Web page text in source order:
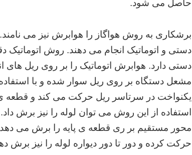
حاصل می شود.
برشکاری به روش هواگاز را هوابرش نیز می
دستی و اتوماتیک انجام می دهند. روش
دستی دارد. هوابرش اتوماتیک را بر روی ریل های
مشعل دستگاه بر روی ریل سوار شده و با
یکنواخت در سرتاسر ریل حرکت می کند و قطعه ی
استفاده از این روش می توان لوله را نیز برش
محور مستقیم بر ری قطعه ی پایه را برش می دهد
حرکت کرده و دور تا دور دیواره لوله را نیز برش